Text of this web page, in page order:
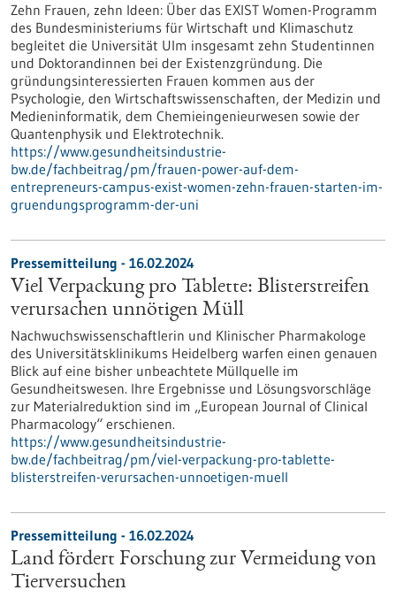
Zehn Frauen, zehn Ideen: Über das EXIST Women-Programm
des Bundesministeriums für Wirtschaft und Klimaschutz
begleitet die Universität Ulm insgesamt zehn Studentinnen
und Doktorandinnen bei der Existenzgründung. Die
gründungsinteressierten Frauen kommen aus der
Psychologie, den Wirtschaftswissenschaften, der Medizin und
Medieninformatik, dem Chemieingenieurwesen sowie der
Quantenphysik und Elektrotechnik.
https://www.gesundheitsindustrie-
bw.de/fachbeitrag/pm/frauen-power-auf-dem-
entrepreneurs-campus-exist-women-zehn-frauen-starten-im-
gruendungsprogramm-der-uni
Pressemitteilung - 16.02.2024
Viel Verpackung pro Tablette: Blisterstreifen
verursachen unnötigen Müll
Nachwuchswissenschaftlerin und Klinischer Pharmakologe
des Universitätsklinikums Heidelberg warfen einen genauen
Blick auf eine bisher unbeachtete Müllquelle im
Gesundheitswesen. Ihre Ergebnisse und Lösungsvorschläge
zur Materialreduktion sind im „European Journal of Clinical
Pharmacology“ erschienen.
https://www.gesundheitsindustrie-
bw.de/fachbeitrag/pm/viel-verpackung-pro-tablette-
blisterstreifen-verursachen-unnoetigen-muell
Pressemitteilung - 16.02.2024
Land fördert Forschung zur Vermeidung von
Tierversuchen